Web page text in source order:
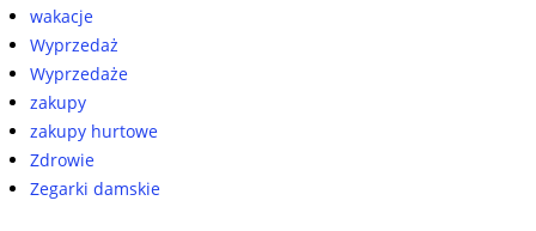
wakacje
Wyprzedaż
Wyprzedaże
zakupy
zakupy hurtowe
Zdrowie
Zegarki damskie